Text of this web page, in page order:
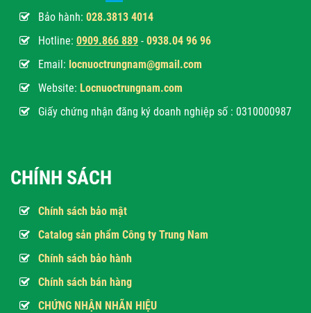
Bảo hành: 028.3813 4014
Hotline: 0909.866 889 - 0938.04 96 96
Email: locnuoctrungnam@gmail.com
Website: Locnuoctrungnam.com
Giấy chứng nhận đăng ký doanh nghiệp số : 0310000987
CHÍNH SÁCH
Chính sách bảo mật
Catalog sản phẩm Công ty Trung Nam
Chính sách bảo hành
Chính sách bán hàng
CHỨNG NHẬN NHÃN HIỆU